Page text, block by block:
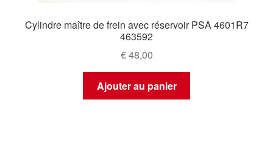
Cylindre maître de frein avec réservoir PSA 4601R7
463592
€48,00
Ajouter au panier